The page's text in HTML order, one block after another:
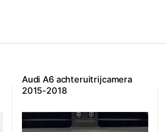
Audi A6 achteruitrijcamera
2015-2018